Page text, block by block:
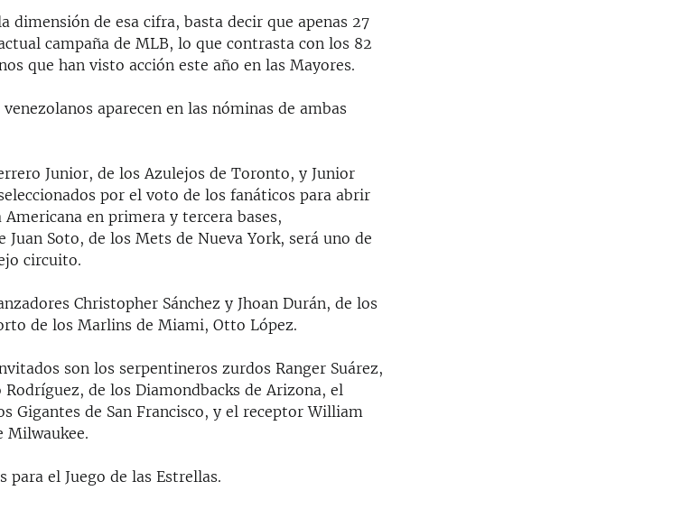
dimensión de esa cifra, basta decir que apenas 27
campaña de MLB, lo que contrasta con los 82
que han visto acción este año en las Mayores.
aparecen en las nóminas de ambas
Junior, de los Azulejos de Toronto, y Junior
por el voto de los fanáticos para abrir
en primera y tercera bases,
Soto, de los Mets de Nueva York, será uno de
circuito.
Christopher Sánchez y Jhoan Durán, de los
de los Marlins de Miami, Otto López.
son los serpentineros zurdos Ranger Suárez,
de los Diamondbacks de Arizona, el
Gigantes de San Francisco, y el receptor William
Milwaukee.
el Juego de las Estrellas.